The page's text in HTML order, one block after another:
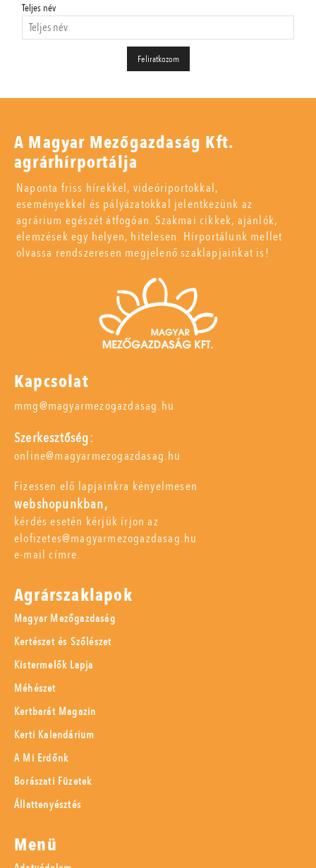
Teljes név
A Magyar Mezőgazdaság Kft.
agrárhírportálja
Naponta friss hírekkel, videóriportokkal,
eseményekkel és pályázatokkal jelentkezünk az
agrárium egészét átfogóan. Szakmai cikkek, ajánlók,
elemzések egy helyen, hitelesen. Hírportálunk mellet
olvassa rendszeresen megjelenő szaklapjainkat is!
Kapcsolat
mmg@magyarmezogazdasag.hu
Szerkesztőség:
online@magyarmezogazdasag.hu
Fizessen elő lapjainkra kényelmesen
webshopunkban,
kérdés esetén kérjük írjon az
elofizetes@magyarmezogazdasag.hu
e-mail címre.
Agrárszaklapok
Magyar Mezőgazdaság
Kertészet és Szőlészet
Kistermelők Lapja
Méhészet
Kertbarát Magazin
Kerti Kalendárium
A Mi Erdőnk
Borászati Füzetek
Állattenyésztés
Menü